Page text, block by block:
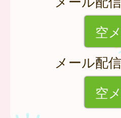
空
メール配
空